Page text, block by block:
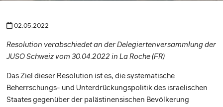
02.05.2022
Resolution verabschiedet an der Delegiertenversammlung der
JUSO Schweiz vom 30.04.2022 in La Roche (FR)
Das Ziel dieser Resolution ist es, die systematische
Beherrschungs- und Unterdrückungspolitik des israelischen
Staates gegenüber der palästinensischen Bevölkerung